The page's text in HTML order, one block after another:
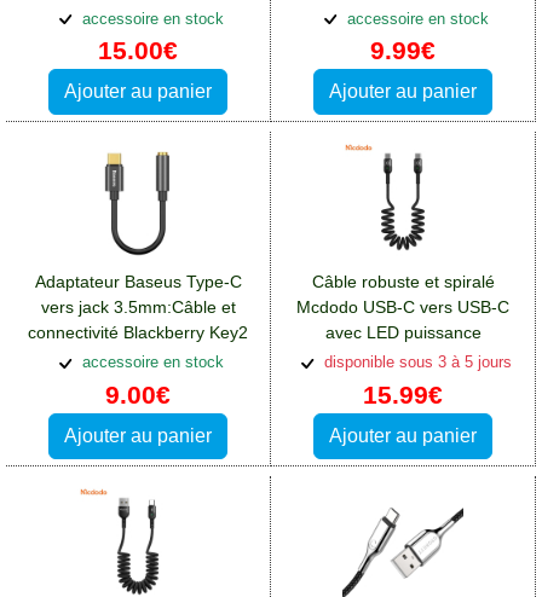
connectivité Blackberry Key2
accessoire en stock
15.00€
Ajouter au panier
connectivité Blackberry Key2
accessoire en stock
9.99€
Ajouter au panier
Adaptateur Baseus Type-C
vers jack 3.5mm:Câble et
connectivité Blackberry Key2
accessoire en stock
9.00€
Ajouter au panier
Câble robuste et spiralé
Mcdodo USB-C vers USB-C
avec LED puissance
60W:Câble et connectivité
Blackberry Key2
disponible sous 3 à 5 jours
15.99€
Ajouter au panier